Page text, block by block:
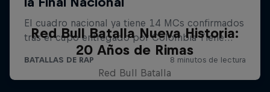
Red Bull Batalla Nueva Historia:
20 Años de Rimas
Red Bull Batalla